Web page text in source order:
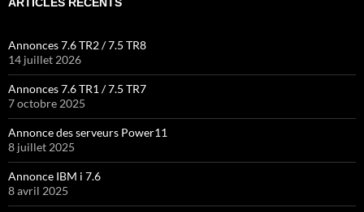
Annonces 7.6 TR2 / 7.5 TR8
14 juillet 2026
Annonces 7.6 TR1 / 7.5 TR7
7 octobre 2025
Annonce des serveurs Power11
8 juillet 2025
Annonce IBM i 7.6
8 avril 2025